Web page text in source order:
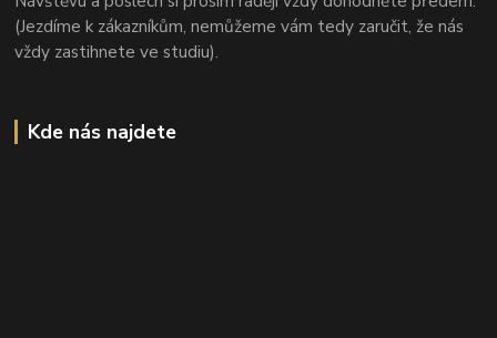
(Jezdíme k zákazníkům, nemůžeme vám tedy zaručit, že nás
vždy zastihnete ve studiu).
Kde nás najdete